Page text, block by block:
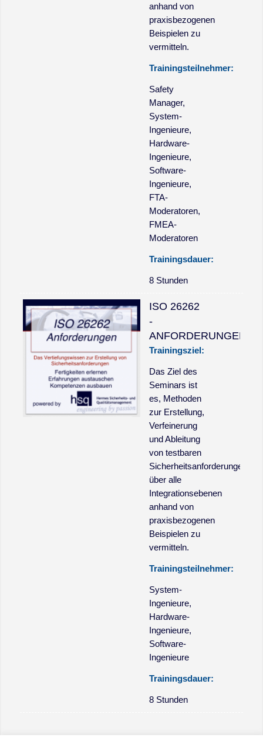
anhand von
praxisbezogenen
Beispielen zu
vermitteln.
Trainingsteilnehmer:
Safety
Manager,
System-
Ingenieure,
Hardware-
Ingenieure,
Software-
Ingenieure,
FTA-
Moderatoren,
FMEA-
Moderatoren
Trainingsdauer:
8 Stunden
ISO 26262
-
ANFORDERUNGEN
Trainingsziel:
Das Ziel des
Seminars ist
es, Methoden
zur Erstellung,
Verfeinerung
und Ableitung
von testbaren
Sicherheitsanforderungen
über alle
Integrationsebenen
anhand von
praxisbezogenen
Beispielen zu
vermitteln.
Trainingsteilnehmer:
System-
Ingenieure,
Hardware-
Ingenieure,
Software-
Ingenieure
Trainingsdauer:
8 Stunden